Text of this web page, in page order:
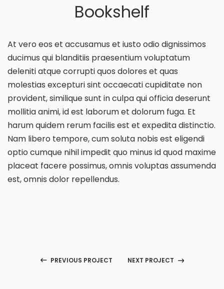
Bookshelf
At vero eos et accusamus et iusto odio dignissimos
ducimus qui blanditiis praesentium voluptatum
deleniti atque corrupti quos dolores et quas
molestias excepturi sint occaecati cupiditate non
provident, similique sunt in culpa qui officia deserunt
mollitia animi, id est laborum et dolorum fuga. Et
harum quidem rerum facilis est et expedita distinctio.
Nam libero tempore, cum soluta nobis est eligendi
optio cumque nihil impedit quo minus id quod maxime
placeat facere possimus, omnis voluptas assumenda
est, omnis dolor repellendus.
PREVIOUS PROJECT NEXT PROJECT